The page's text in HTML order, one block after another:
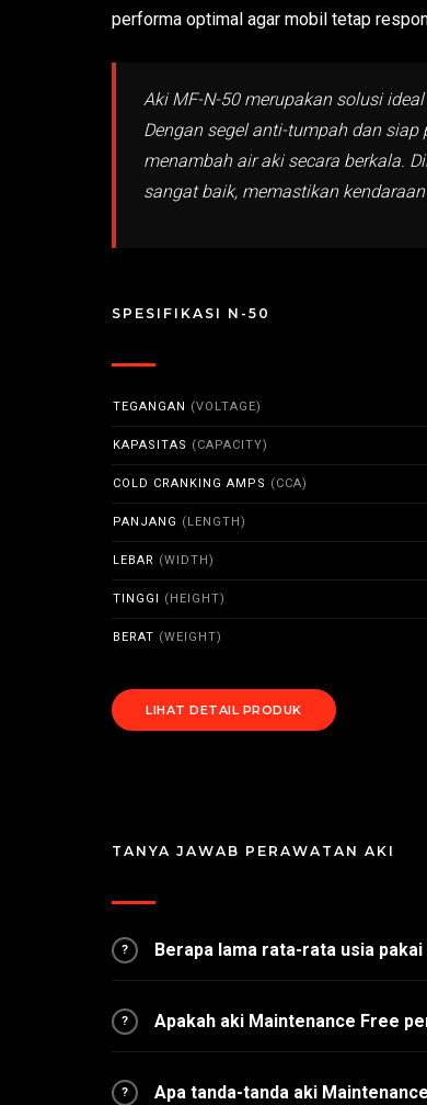
performa optimal agar mobil tetap
Aki MF-N-50 merupakan solusi
Dengan segel anti-tumpah dan
menambah air aki secara berkala.
sangat baik, memastikan
SPESIFIKASI N-50
TEGANGAN (VOLTAGE)
KAPASITAS (CAPACITY)
COLD CRANKING AMPS (CCA)
PANJANG (LENGTH)
LEBAR (WIDTH)
TINGGI (HEIGHT)
BERAT (WEIGHT)
LIHAT DETAIL PRODUK
TANYA JAWAB PERAWATAN AKI
? Berapa lama rata-rata usia
? Apakah aki Maintenance Free
? Apa tanda-tanda aki